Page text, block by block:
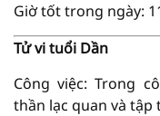
Giờ tốt trong ngày:
Tử vi tuổi Dần
Công việc: Trong
thần lạc quan và